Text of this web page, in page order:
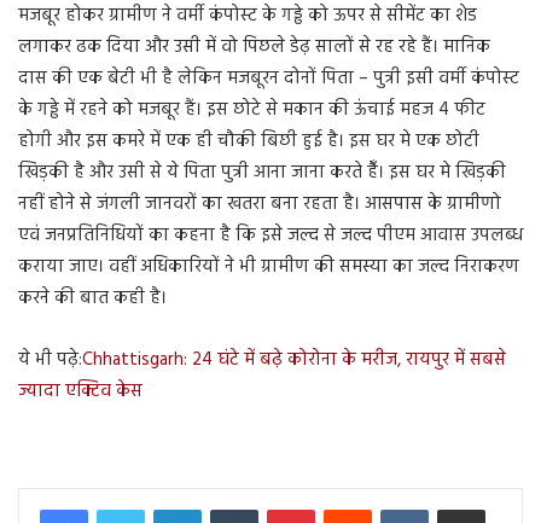
मजबूर होकर ग्रामीण ने वर्मी कंपोस्ट के गड्ढे को ऊपर से सीमेंट का शेड
लगाकर ढक दिया और उसी में वो पिछले डेढ़ सालों से रह रहे हैं। मानिक
दास की एक बेटी भी है लेकिन मजबूरन दोनों पिता – पुत्री इसी वर्मी कंपोस्ट
के गड्ढे में रहने को मजबूर हैं। इस छोटे से मकान की ऊंचाई महज 4 फीट
होगी और इस कमरे में एक ही चौकी बिछी हुई है। इस घर मे एक छोटी
खिड़की है और उसी से ये पिता पुत्री आना जाना करते हैँ। इस घर मे खिड़की
नहीं होने से जंगली जानवरों का खतरा बना रहता है। आसपास के ग्रामीणो
एवं जनप्रतिनिधियों का कहना है कि इसे जल्द से जल्द पीएम आवास उपलब्ध
कराया जाए। वहीं अधिकारियों ने भी ग्रामीण की समस्या का जल्द निराकरण
करने की बात कही है।
ये भी पढ़े:Chhattisgarh: 24 घंटे में बढ़े कोरोना के मरीज, रायपुर में सबसे
ज्यादा एक्टिव केस
LinkedInTumblr PinterestReddit VKontakteShare via Email